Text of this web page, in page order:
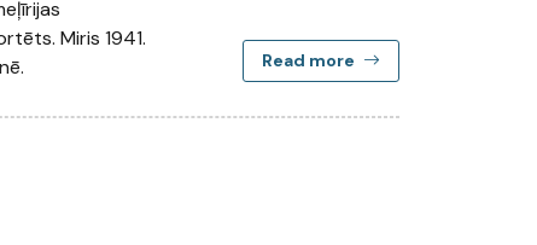
Miris 1941.
Read more